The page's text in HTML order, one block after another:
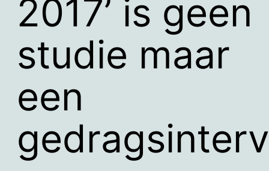
2017’ is geen
studie maar
een